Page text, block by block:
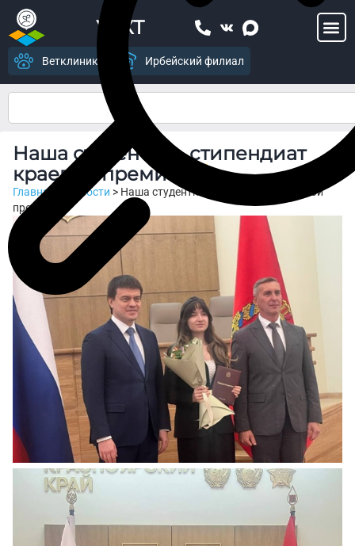
УСХТ
Ветклиника Ирбейский филиал
Наша студентка – стипендиат
краевой премии!
Главная Новости > Наша студентка – стипендиат краевой
премии!